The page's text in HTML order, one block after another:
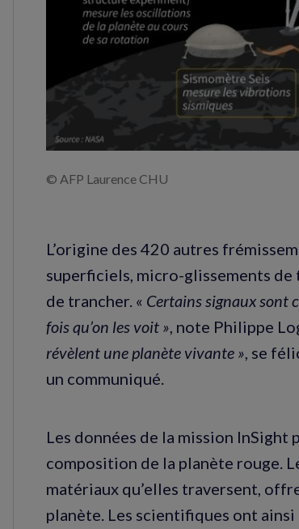
© AFP Laurence CHU
L’origine des 420 autres
superficiels, micro-glissements
de trancher. « Certains signaux sont
fois qu’on les voit » , note Philippe
révèlent une planète vivante » , se
un communiqué.
Les données de la mission InSight
composition de la planète rouge.
matériaux qu’elles traversent,
planète. Les scientifiques ont